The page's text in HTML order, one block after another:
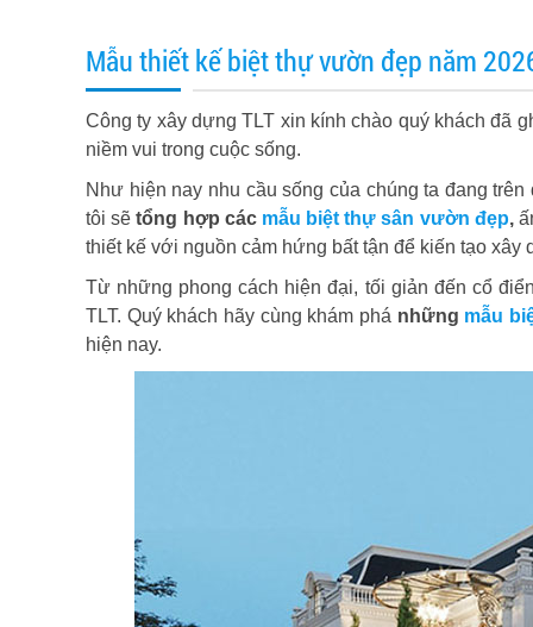
Mẫu thiết kế biệt thự vườn đẹp năm
Công ty xây dựng TLT xin kính chào quý khách đã
niềm vui trong cuộc sống.
Như hiện nay nhu cầu sống của chúng ta đang
tôi sẽtổng hợp các mẫu biệt thự sân vườn đẹp,
thiết kế với nguồn cảm hứng bất tận để kiến tạo xây
Từ những phong cách hiện đại, tối giản đến cổ
TLT. Quý khách hãy cùng khám phá những mẫu
hiện nay.